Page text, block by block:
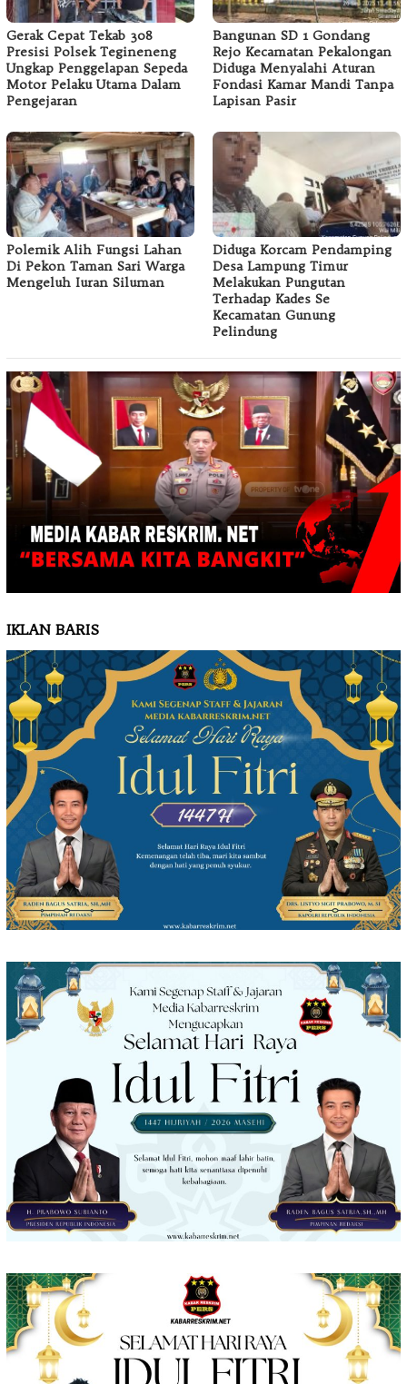
Gerak Cepat Tekab 308
Presisi Polsek Tegineneng
Ungkap Penggelapan Sepeda
Motor Pelaku Utama Dalam
Pengejaran
Bangunan SD 1 Gondang
Rejo Kecamatan Pekalongan
Diduga Menyalahi Aturan
Fondasi Kamar Mandi Tanpa
Lapisan Pasir
Polemik Alih Fungsi Lahan
Di Pekon Taman Sari Warga
Mengeluh Iuran Siluman
Diduga Korcam Pendamping
Desa Lampung Timur
Melakukan Pungutan
Terhadap Kades Se
Kecamatan Gunung
Pelindung
IKLAN BARIS